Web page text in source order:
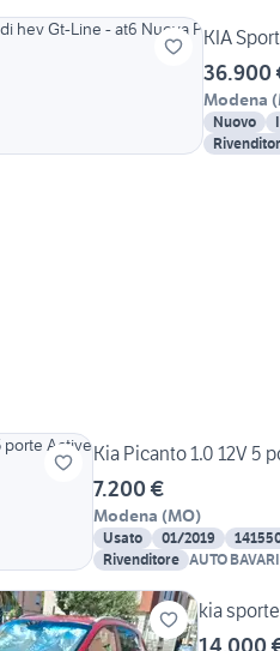
KIA
36.900
Modena (
Nuovo
Kia Picanto 1.0 12V 5
7.200 €
Modena (MO)
Usato 01/2019
Rivenditore AUTO
kia